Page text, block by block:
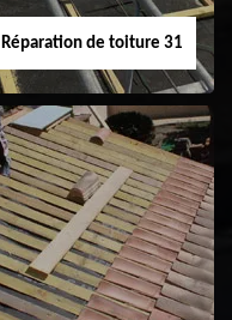
Réparation de toiture 31
Réparation de
toiture 31